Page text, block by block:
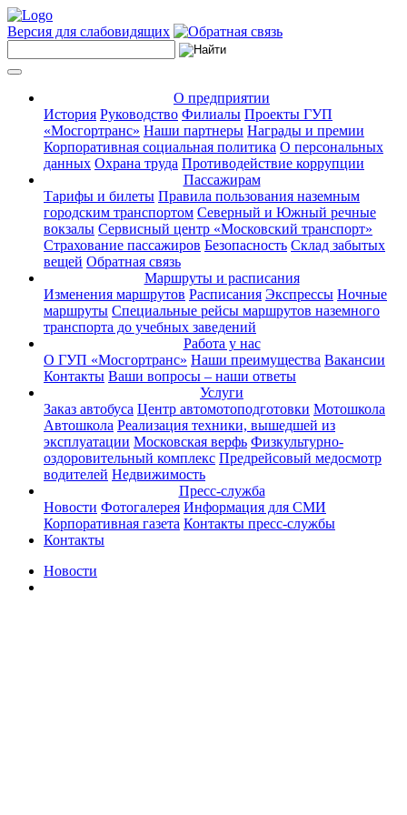
Версия для слабовидящих
О предприятии
История Руководство Филиалы Проекты ГУП
«Мосгортранс» Наши партнеры Награды и премии
Корпоративная социальная политика О персональных
данных Охрана труда Противодействие коррупции
Пассажирам
Тарифы и билеты Правила пользования наземным
городским транспортом Северный и Южный речные
вокзалы Сервисный центр «Московский транспорт»
Страхование пассажиров Безопасность Склад забытых
вещей Обратная связь
Маршруты и расписания
Изменения маршрутов Расписания Экспрессы Ночные
маршруты Специальные рейсы маршрутов наземного
транспорта до учебных заведений
Работа у нас
О ГУП «Мосгортранс» Наши преимущества Вакансии
Контакты Ваши вопросы – наши ответы
Услуги
Заказ автобуса Центр автомотоподготовки Мотошкола
Автошкола Реализация техники, вышедшей из
эксплуатации Московская верфь Физкультурно-
оздоровительный комплекс Предрейсовый медосмотр
водителей Недвижимость
Пресс-служба
Новости Фотогалерея Информация для СМИ
Корпоративная газета Контакты пресс-службы
Контакты
Новости